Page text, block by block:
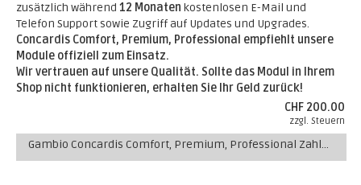
zusätzlich während 12 Monaten kostenlosen E-Mail und
Telefon Support sowie Zugriff auf Updates und Upgrades.
Concardis Comfort, Premium, Professional empfiehlt unsere
Module offiziell zum Einsatz.
Wir vertrauen auf unsere Qualität. Sollte das Modul in Ihrem
Shop nicht funktionieren, erhalten Sie Ihr Geld zurück!
CHF 200.00
zzgl. Steuern
Gambio Concardis Comfort, Premium, Professional Zahlungs-Modul